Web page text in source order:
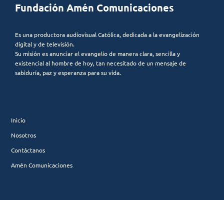
Fundación Amén Comunicaciones
Es una productora audiovisual Católica, dedicada a la evangelización
digital y de televisión.
Su misión es anunciar el evangelio de manera clara, sencilla y
existencial al hombre de hoy, tan necesitado de un mensaje de
sabiduría, paz y esperanza para su vida.
Inicio
Nosotros
Contáctanos
Amén Comunicaciones